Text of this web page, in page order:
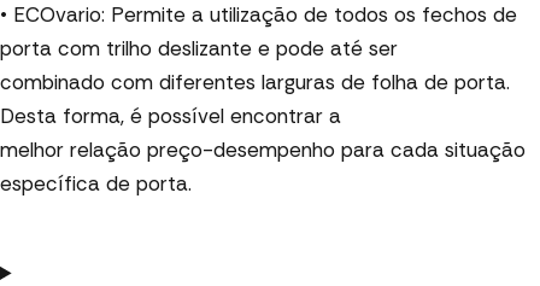
• ECOvario: Permite a utilização de todos os fechos de
porta com trilho deslizante e pode até ser
combinado com diferentes larguras de folha de porta.
Desta forma, é possível encontrar a
melhor relação preço-desempenho para cada situação
específica de porta.